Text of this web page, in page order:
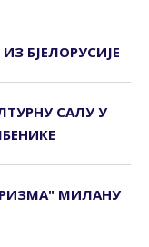
БЈЕЛОРУСИЈЕ
САЛУ У
МИЛАНУ